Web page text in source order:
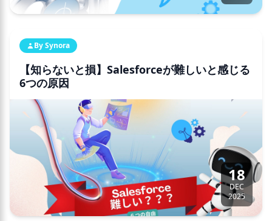
By Synora
【知らないと損】Salesforceが難しいと感じる
6つの原因
18
DEC
2025